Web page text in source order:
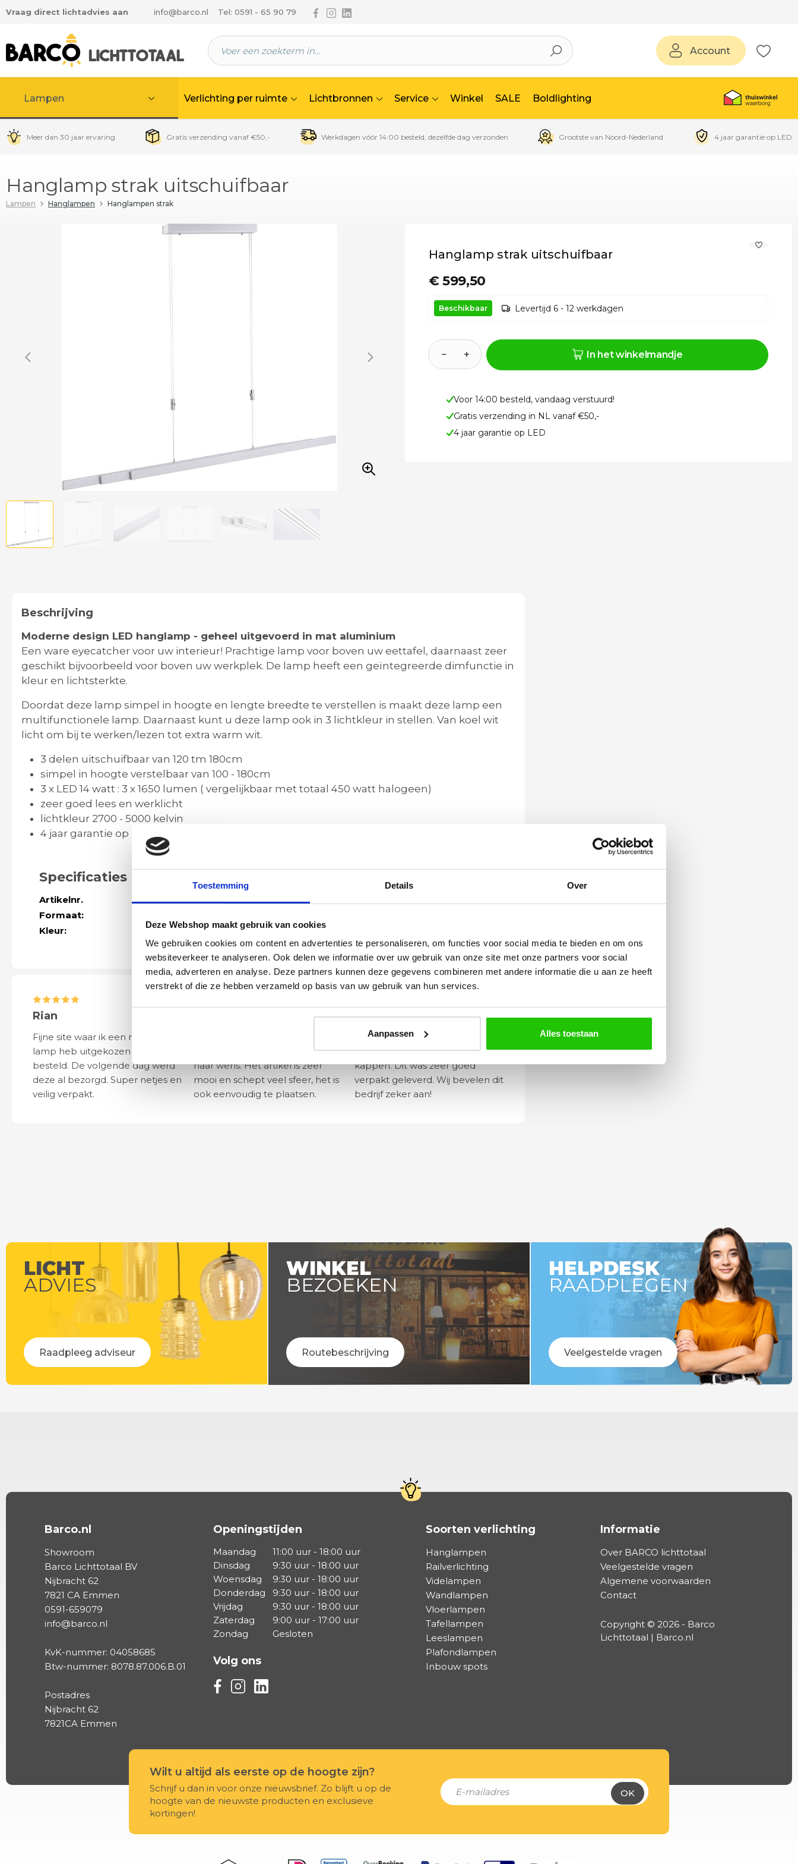
Toestemming Details Over
Deze Webshop maakt gebruik van cookies
We gebruiken cookies om content en advertenties te personaliseren, om functies voor social media te bieden en om ons
websiteverkeer te analyseren. Ook delen we informatie over uw gebruik van onze site met onze partners voor social
media, adverteren en analyse. Deze partners kunnen deze gegevens combineren met andere informatie die u aan ze heeft
verstrekt of die ze hebben verzameld op basis van uw gebruik van hun services.
Aanpassen Alles toestaan
hoofdinhoud
Vraag direct lichtadvies aan info@barco.nl Tel: 0591 - 65 90 79 Volg ons via Facebook
Volg ons via Instagram
Volg ons via Linkedin
Account
Lampen Verlichting per ruimte Lichtbronnen Service Winkel SALE Boldlighting
Meer dan 30 jaar ervaring Gratis verzending vanaf €50,- Werkdagen vóór 14:00 besteld, dezelfde dag verzonden Grootste van Noord-Nederland 4 jaar garantie op LED
Hanglamp strak uitschuifbaar
Lampen Hanglampen Hanglampen strak
Hanglamp strak uitschuifbaar
€ 599,50
Beschikbaar Levertijd 6 - 12 werkdagen
− + In het winkelmandje
Voor 14:00 besteld, vandaag verstuurd!
Gratis verzending in NL vanaf €50,-
4 jaar garantie op LED
Beschrijving
Moderne design LED hanglamp - geheel uitgevoerd in mat aluminium
Een ware eyecatcher voor uw interieur! Prachtige lamp voor boven uw eettafel, daarnaast zeer
geschikt bijvoorbeeld voor boven uw werkplek. De lamp heeft een geïntegreerde dimfunctie in
kleur en lichtsterkte.
Doordat deze lamp simpel in hoogte en lengte breedte te verstellen is maakt deze lamp een
multifunctionele lamp. Daarnaast kunt u deze lamp ook in 3 lichtkleur in stellen. Van koel wit
licht om bij te werken/lezen tot extra warm wit.
3 delen uitschuifbaar van 120 tm 180cm
simpel in hoogte verstelbaar van 100 - 180cm
3 x LED 14 watt : 3 x 1650 lumen ( vergelijkbaar met totaal 450 watt halogeen)
zeer goed lees en werklicht
lichtkleur 2700 - 5000 kelvin
4 jaar garantie op LED lichtbron
Specificaties
Artikelnr.
40749
Formaat:
Kleur:
aluminium
Rian
Fijne site waar ik een mooie
lamp heb uitgekozen en
besteld. De volgende dag werd
deze al bezorgd. Super netjes en
veilig verpakt.
leveren verliep vlot en volledig
naar wens. Het artikel is zeer
mooi en schept veel sfeer, het is
ook eenvoudig te plaatsen.
Yvonne
Wij hadden 2 lampen besteld
met totaal 11 mondgeblazen
kappen. Dit was zeer goed
verpakt geleverd. Wij bevelen dit
bedrijf zeker aan!
LICHT
ADVIES
Raadpleeg adviseur
WINKEL
BEZOEKEN
Routebeschrijving
HELPDESK
RAADPLEGEN
Veelgestelde vragen
Barco.nl
Showroom
Barco Lichttotaal BV
Nijbracht 62
7821 CA Emmen
0591-659079
info@barco.nl
KvK-nummer: 04058685
Btw-nummer: 8078.87.006.B.01
Postadres
Nijbracht 62
7821CA Emmen
Openingstijden
Maandag
11:00 uur - 18:00 uur
Dinsdag
9:30 uur - 18:00 uur
Woensdag
9:30 uur - 18:00 uur
Donderdag
9:30 uur - 18:00 uur
Vrijdag
9:30 uur - 18:00 uur
Zaterdag
9:00 uur - 17:00 uur
Zondag
Gesloten
Volg ons
Volg ons via Facebook
Volg ons via Instagram
Volg ons via Linkedin
Soorten verlichting
Hanglampen
Railverlichting
Videlampen
Wandlampen
Vloerlampen
Tafellampen
Leeslampen
Plafondlampen
Inbouw spots
Informatie
Over BARCO lichttotaal
Veelgestelde vragen
Algemene voorwaarden
Contact
Copyright © 2026 - Barco
Lichttotaal | Barco.nl
Wilt u altijd als eerste op de hoogte zijn?
Schrijf u dan in voor onze nieuwsbrief. Zo blijft u op de
hoogte van de nieuwste producten en exclusieve
kortingen!
OK